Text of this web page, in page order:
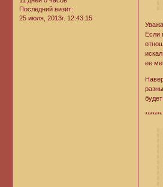
Последний визит:
25 июля, 2013г. 12:43:15
Если
ее
*******